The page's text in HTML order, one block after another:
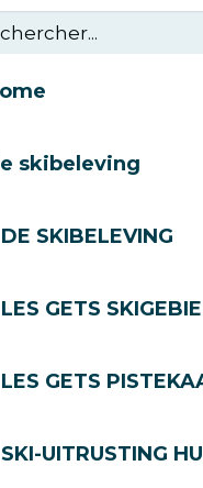
skibeleving
DE SKIBELEVING
LES GETS
LES GETS
SKI-UITRUSTING
skigebied